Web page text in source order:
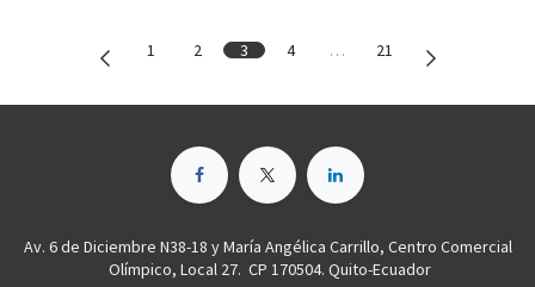
1 2 3 4 … 21
Av. 6 de Diciembre N38-18 y María Angélica Carrillo, Centro Comercial
Olímpico, Local 27. CP 170504. Quito-Ecuador